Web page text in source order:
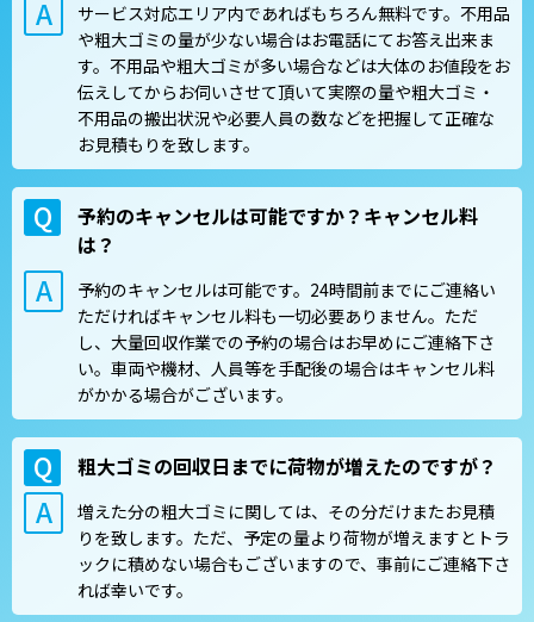
サービス対応エリア内であればもちろん無料です。不用品
や粗大ゴミの量が少ない場合はお電話にてお答え出来ま
す。不用品や粗大ゴミが多い場合などは大体のお値段をお
伝えしてからお伺いさせて頂いて実際の量や粗大ゴミ・
不用品の搬出状況や必要人員の数などを把握して正確な
お見積もりを致します。
予約のキャンセルは可能ですか？キャンセル料
は？
予約のキャンセルは可能です。24時間前までにご連絡い
ただければキャンセル料も一切必要ありません。ただ
し、大量回収作業での予約の場合はお早めにご連絡下さ
い。車両や機材、人員等を手配後の場合はキャンセル料
がかかる場合がございます。
粗大ゴミの回収日までに荷物が増えたのですが？
増えた分の粗大ゴミに関しては、その分だけまたお見積
りを致します。ただ、予定の量より荷物が増えますとトラ
ックに積めない場合もございますので、事前にご連絡下さ
れば幸いです。